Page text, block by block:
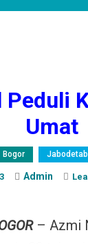
Umat
Bogor
Admin
– Azmi